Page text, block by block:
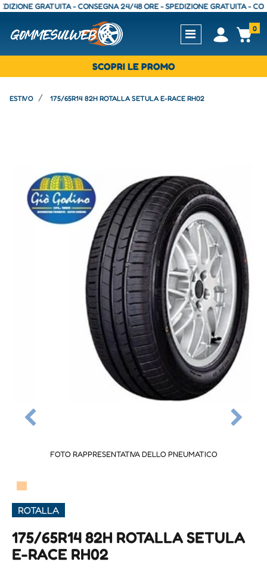
GRATUITA - CONSEGNA 24/48 ORE - SPEDIZIONE GRATUITA -
Open0
SCOPRI LE PROMO
ESTIVO 175/65R14 82H ROTALLA SETULA E-RACE RH02
FOTO RAPPRESENTATIVA DELLO PNEUMATICO
▀
ROTALLA
175/65R14 82H ROTALLA SETULA
E-RACE RH02